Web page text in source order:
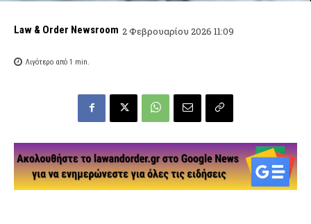
Law & Order Newsroom 2 Φεβρουαρίου 2026 11:09
Λιγότερο από 1 min.